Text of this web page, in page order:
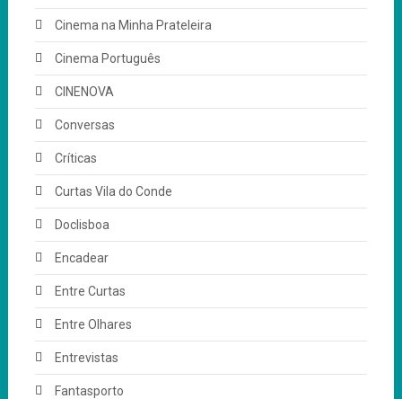
Cinema na Minha Prateleira
Cinema Português
CINENOVA
Conversas
Críticas
Curtas Vila do Conde
Doclisboa
Encadear
Entre Curtas
Entre Olhares
Entrevistas
Fantasporto